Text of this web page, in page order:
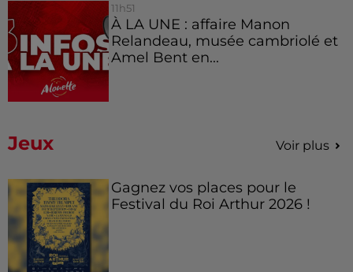
11h51
À LA UNE : affaire Manon
Relandeau, musée cambriolé et
Amel Bent en...
Jeux Voir plus
Gagnez vos places pour le
Festival du Roi Arthur 2026 !